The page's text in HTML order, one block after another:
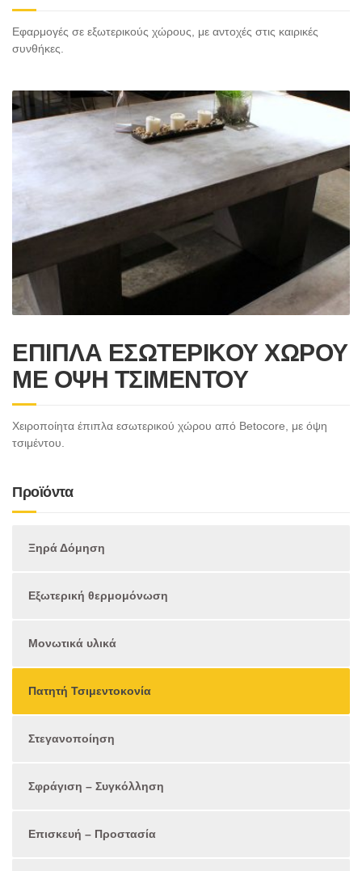
Εφαρμογές σε εξωτερικούς χώρους, με αντοχές στις καιρικές
συνθήκες.
ΕΠΙΠΛΑ ΕΣΩΤΕΡΙΚΟΥ ΧΩΡΟΥ
ΜΕ ΟΨΗ ΤΣΙΜΕΝΤΟΥ
Χειροποίητα έπιπλα εσωτερικού χώρου από Betocore, με όψη
τσιμέντου.
Προϊόντα
Ξηρά Δόμηση
Εξωτερική θερμομόνωση
Μονωτικά υλικά
Πατητή Τσιμεντοκονία
Στεγανοποίηση
Σφράγιση – Συγκόλληση
Επισκευή – Προστασία